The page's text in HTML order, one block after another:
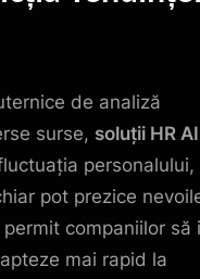
de analiză
surse, soluții HR AI
personalului,
pot prezice
companiilor să
mai rapid la